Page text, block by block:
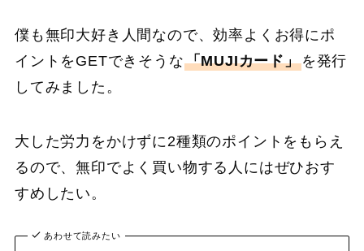
僕も無印大好き人間なので、効率よくお得にポ
イントをGETできそうな「MUJIカード」を発行
してみました。
大した労力をかけずに2種類のポイントをもらえ
るので、無印でよく買い物する人にはぜひおす
すめしたい。
あわせて読みたい